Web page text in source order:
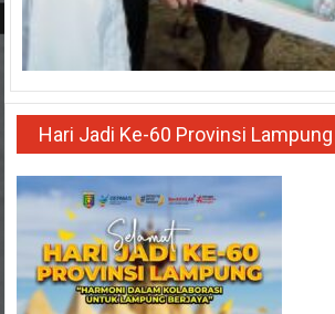
Hari Jadi Ke-60 Provinsi Lampung